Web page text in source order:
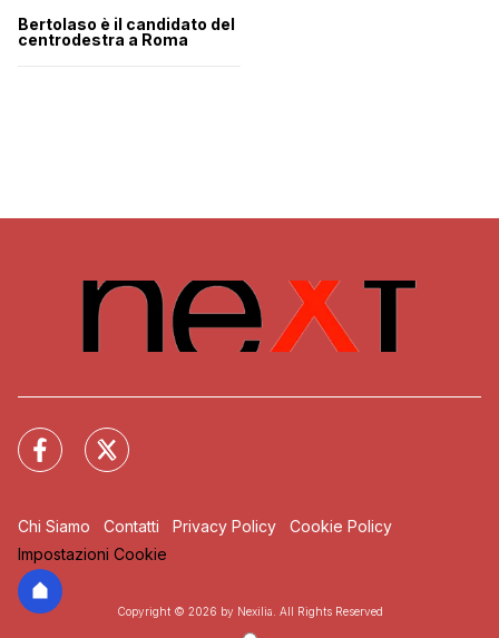
Bertolaso è il candidato del
centrodestra a Roma
Chi Siamo Contatti Privacy Policy
Cookie Policy
Impostazioni Cookie
Copyright © 2026 by Nexilia. All Rights Reserved